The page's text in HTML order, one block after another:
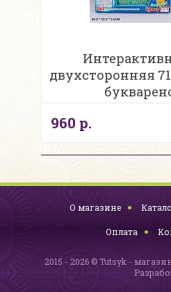
двухсторонняя
960 р.
О магазине
Оплата
2015 - 2026 © Tutsyk -